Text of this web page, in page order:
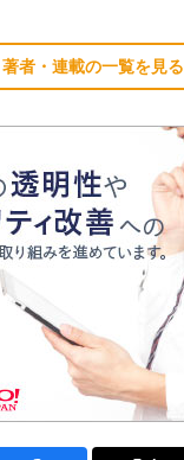
著者・連載の一覧を見る